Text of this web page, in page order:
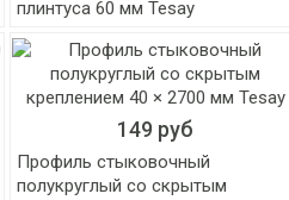
плинтуса 60 мм Tesay
149 руб
Профиль стыковочный
полукруглый со скрытым